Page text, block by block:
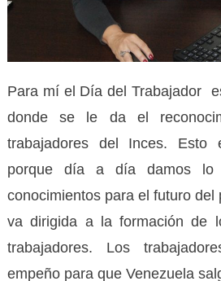
Para mí el Día del Trabajador
donde se le da el
trabajadores del Inces. Esto
porque día a día damos lo
conocimientos para el futuro del
va dirigida a la formación de
trabajadores. Los
empeño para que Venezuela